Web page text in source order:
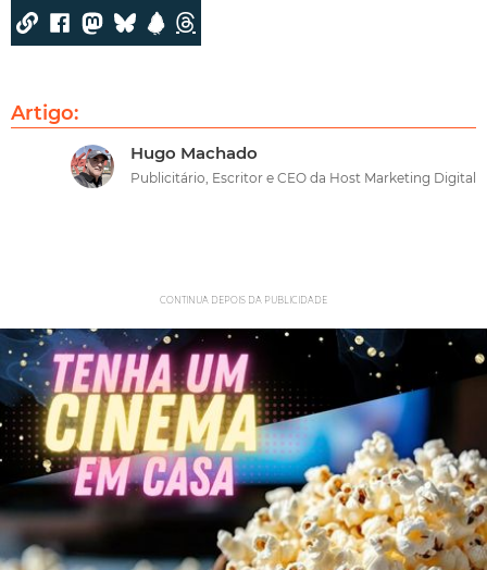
Artigo:
Hugo Machado
Publicitário, Escritor e CEO da Host Marketing Digital
CONTINUA DEPOIS DA PUBLICIDADE